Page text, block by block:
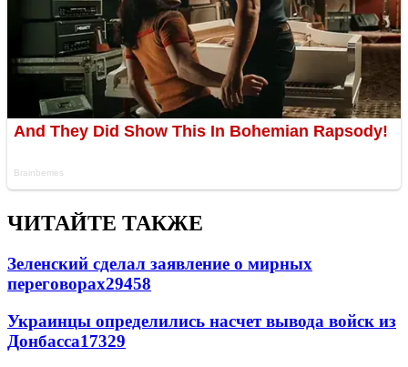
ЧИТАЙТЕ ТАКЖЕ
Зеленский сделал заявление о мирных
переговорах29458
Украинцы определились насчет вывода войск из
Донбасса17329